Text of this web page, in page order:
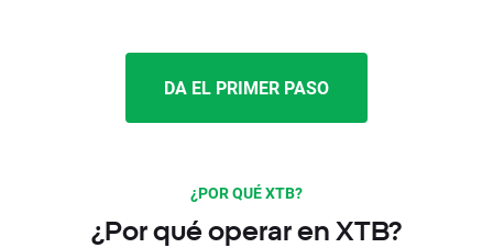
DA EL PRIMER PASO
¿POR QUÉ XTB?
¿Por qué operar en XTB?